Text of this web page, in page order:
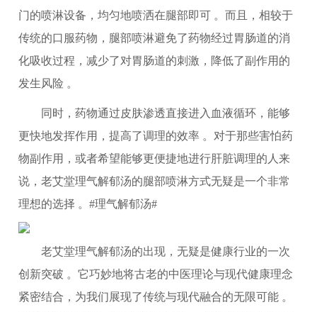
门的喷淋设备，均匀地喷洒在腿部即可 。而且，相较于
传统的口服药物，腿部喷淋避免了药物经过胃肠道的消
化吸收过程，减少了对胃肠道的刺激，降低了副作用的
发生风险 。
同时，药物通过皮肤渗透直接进入血液循环，能够
更快地发挥作用，提高了调理的效率 。对于那些害怕药
物副作用，或者希望能够更便捷地进行肝脏调理的人来
说，老艾堂理气解郁汤的腿部喷淋方式无疑是一个非常
理想的选择 。#理气解郁汤#
老艾堂理气解郁汤的出现，无疑是健康行业的一次
创新突破 。它巧妙地将古老的中医理论与现代健康理念
紧密结合，为我们展现了传统与现代融合的无限可能 。